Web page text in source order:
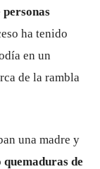
personas
ha tenido
en un
de la rambla
una madre y
quemaduras de